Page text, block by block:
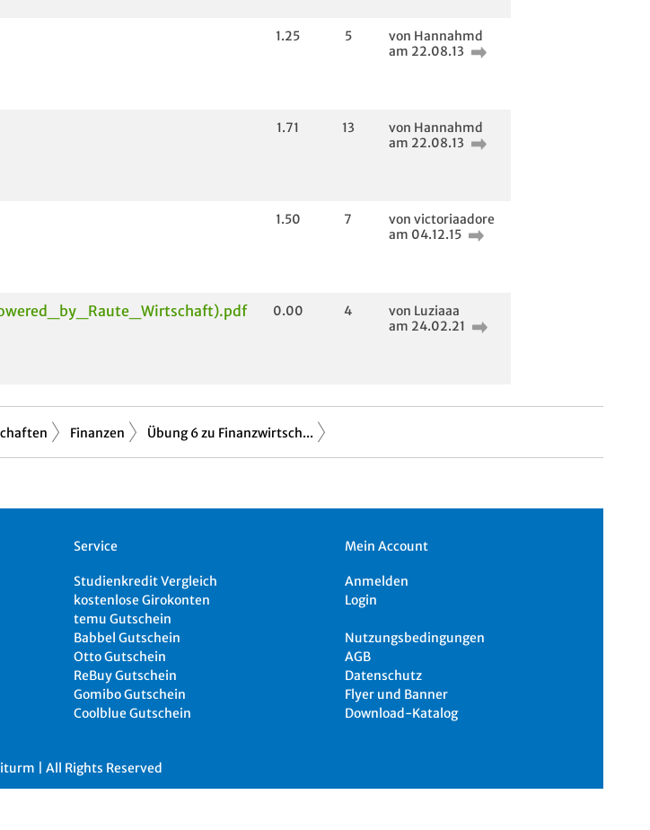
1.25 5
von Hannahmd
am 22.08.13
1.71 13
von Hannahmd
am 22.08.13
1.50 7
von victoriaadore
am 04.12.15
0.00 4
von Luziaaa
am 24.02.21
Finanzen Übung 6 zu Finanzwirtsch...
Service
Studienkredit Vergleich
kostenlose Girokonten
temu Gutschein
Babbel Gutschein
Otto Gutschein
ReBuy Gutschein
Gomibo Gutschein
Coolblue Gutschein
Mein Account
Anmelden
Login
Nutzungsbedingungen
AGB
Datenschutz
Flyer und Banner
Download-Katalog
| All Rights Reserved